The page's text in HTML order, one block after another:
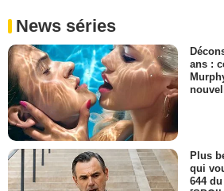
News séries
ans :
Plus
qui
644